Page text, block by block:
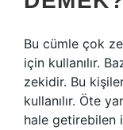
Bu cümle çok
için kullanılır.
zekidir. Bu
kullanılır. Öte
hale getirebilen